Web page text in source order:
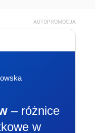
AUTOPROMOCJA
– różnice
w